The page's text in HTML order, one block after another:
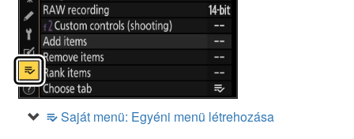
O Saját menü: Egyéni menü létrehozása